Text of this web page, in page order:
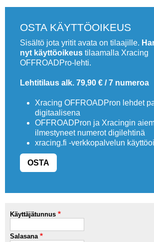
OSTA KÄYTTÖOIKEUS
Sisältö jota yritit avata on tilaajille.
nyt käyttöoikeus tilaamalla Xracing
OFFROADPro-lehti.
Lehtitilaus alk. 79,90 € / 7 numeroa
Xracing OFFROADPron lehdet
digitaalisena
OFFROADPron ja Xracingin
ilmestyneet numerot digilehtinä
xracing.fi -verkkopalvelun
OSTA
Käyttäjätunnus
Salasana